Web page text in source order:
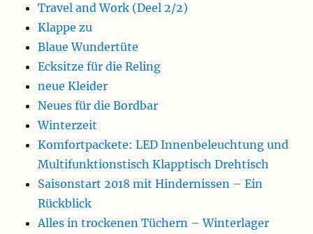
Travel and Work (Deel 2/2)
Klappe zu
Blaue Wundertüte
Ecksitze für die Reling
neue Kleider
Neues für die Bordbar
Winterzeit
Komfortpackete: LED Innenbeleuchtung und
Multifunktionstisch Klapptisch Drehtisch
Saisonstart 2018 mit Hindernissen – Ein
Rückblick
Alles in trockenen Tüchern – Winterlager